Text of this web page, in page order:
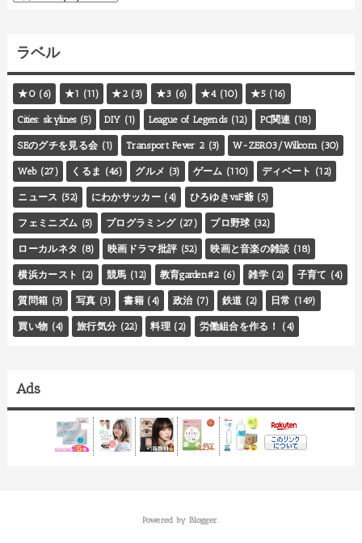
ラベル
★0 (6) ★1 (11) ★2 (3) ★3 (6) ★4 (10) ★5 (16)
Cities: skylines (5) DIY (1) League of Legends (12) PC関連 (18)
SEのグチを見る会 (1) Transport Fever 2 (3) W-ZERO3/Willcom (30)
Web (27) くるま (46) グルメ (3) ゲーム (110) ディベート (12)
ニュース (52) にわかサッカー (4) ひろゆきvsF爺 (5)
フェミニズム (5) プログラミング (27) プロ野球 (32)
ローカルネタ (8) 映画ドラマ批評 (52) 映画と音楽の雑談 (18)
横浜カースト (2) 競馬 (12) 教育garden#2 (6) 雑学 (2) 子育て (4)
質問箱 (3) 写真 (3) 書籍 (4) 政治 (7) 鉄道 (2) 日常 (149)
買い物 (4) 旅行気分 (22) 料理 (2) 労働組合を作る！ (4)
Ads
Powered by Blogger.